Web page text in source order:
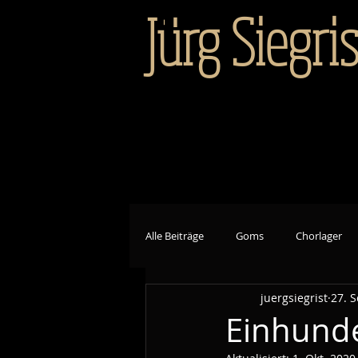
Jürg
Alle Beiträge Goms Chorlager
juergsiegrist 27.